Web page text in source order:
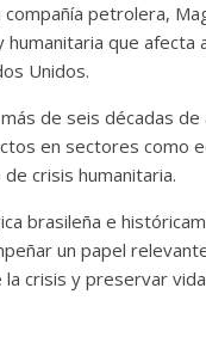
compañía petrolera,
que afecta
Unidos.
de seis décadas de
en sectores como
crisis humanitaria.
brasileña e
un papel
crisis y preservar